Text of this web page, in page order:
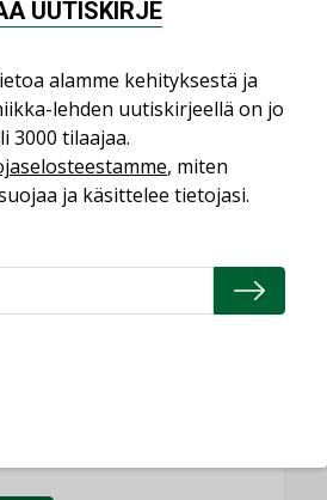
säästää euroja
on vailla toimivaa
EPD-dokumenteista
vertailukelpoisuus?
UUTISKIRJE
alamme kehityksestä ja
lehden uutiskirjeellä on jo
3000 tilaajaa.
, miten
ja käsittelee tietojasi.